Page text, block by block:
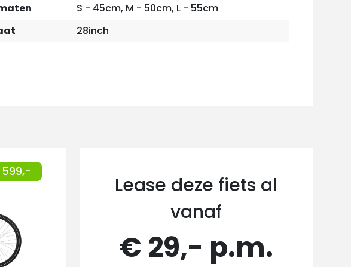
S - 45cm, M - 50cm, L - 55cm
28inch
Lease deze fiets al
vanaf
€ 29,- p.m.